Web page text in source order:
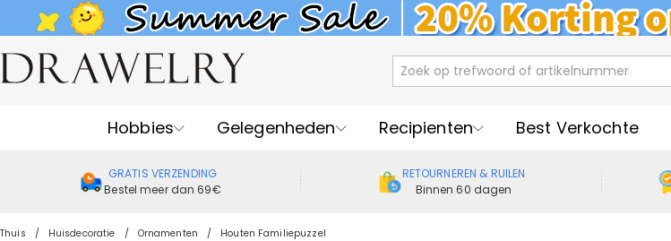
Hobbies Gelegenheden Recipienten Best Verkochte
GRATIS VERZENDING
Bestel meer dan 69€
RETOURNEREN & RUILEN
Binnen 60 dagen
Thuis Huisdecoratie Ornamenten Houten Familiepuzzel